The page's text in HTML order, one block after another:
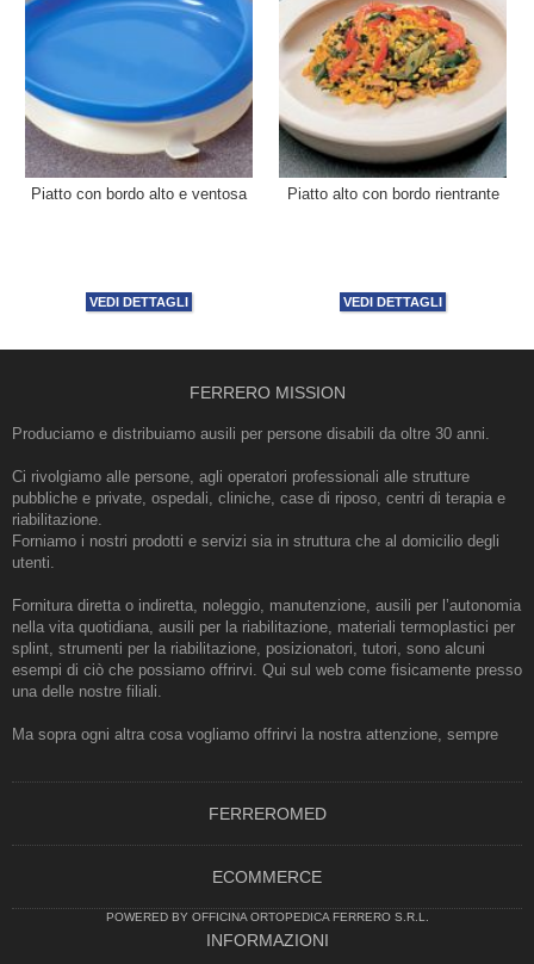
Piatto con bordo alto e ventosa
VEDI DETTAGLI
Piatto alto con bordo rientrante
VEDI DETTAGLI
FERRERO MISSION
Produciamo e distribuiamo ausili per persone disabili da oltre 30 anni.
Ci rivolgiamo alle persone, agli operatori professionali alle strutture
pubbliche e private, ospedali, cliniche, case di riposo, centri di terapia e
riabilitazione.
Forniamo i nostri prodotti e servizi sia in struttura che al domicilio degli
utenti.
Fornitura diretta o indiretta, noleggio, manutenzione, ausili per l’autonomia
nella vita quotidiana, ausili per la riabilitazione, materiali termoplastici per
splint, strumenti per la riabilitazione, posizionatori, tutori, sono alcuni
esempi di ciò che possiamo offrirvi. Qui sul web come fisicamente presso
una delle nostre filiali.
Ma sopra ogni altra cosa vogliamo offrirvi la nostra attenzione, sempre
FERREROMED
ECOMMERCE
POWERED BY OFFICINA ORTOPEDICA FERRERO S.R.L.
INFORMAZIONI